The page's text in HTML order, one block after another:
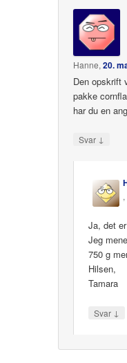
Hanne,20.
Den opskrift
pakke
har du en
Svar ↓
,
Ja, det
Jeg
750 g
Hilsen,
Tamara
Svar ↓